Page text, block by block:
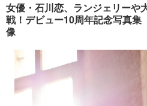
音楽
ショッピング
ペット
プッシュ通知の停止方法
女優・石川恋、ランジェリーや
戦！デビュー10周年記念写真
像